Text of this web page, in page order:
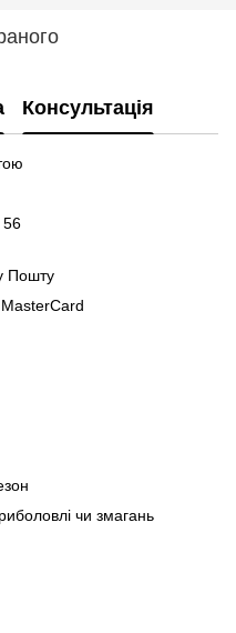
Консультація
56
Пошту
чи змагань